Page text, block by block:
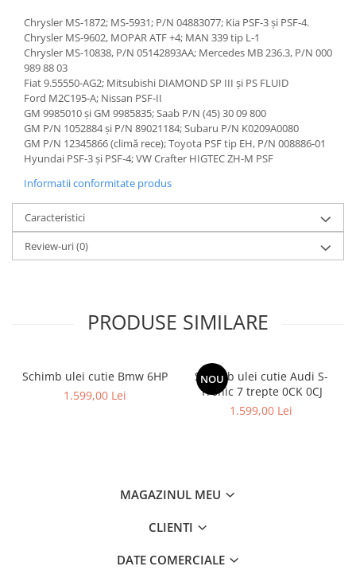
Chrysler MS-1872; MS-5931; P/N 04883077; Kia PSF-3 și PSF-4.
Chrysler MS-9602, MOPAR ATF +4; MAN 339 tip L-1
Chrysler MS-10838, P/N 05142893AA; Mercedes MB 236.3, P/N 000
989 88 03
Fiat 9.55550-AG2; Mitsubishi DIAMOND SP III și PS FLUID
Ford M2C195-A; Nissan PSF-II
GM 9985010 și GM 9985835; Saab P/N (45) 30 09 800
GM P/N 1052884 și P/N 89021184; Subaru P/N K0209A0080
GM P/N 12345866 (climă rece); Toyota PSF tip EH, P/N 008886-01
Hyundai PSF-3 și PSF-4; VW Crafter HIGTEC ZH-M PSF
Informatii conformitate produs
Caracteristici
Review-uri(0)
PRODUSE SIMILARE
Schimb ulei cutie Bmw 6HP
1.599,00 Lei
NOU
Schimb ulei cutie Audi S-
Tronic 7 trepte 0CK 0CJ
1.599,00 Lei
MAGAZINUL MEU
CLIENTI
DATE COMERCIALE